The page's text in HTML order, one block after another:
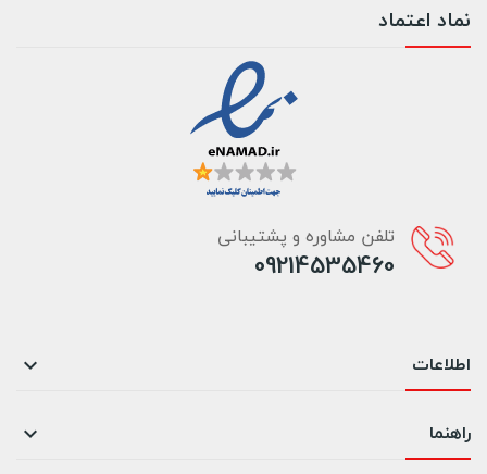
نماد اعتماد
تلفن مشاوره و پشتیبانی
09214535460
اطلاعات 
راهنما 